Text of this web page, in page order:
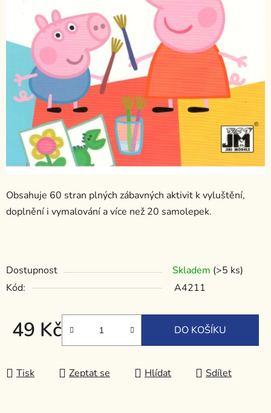
Obsahuje 60 stran plných zábavných aktivit k vyluštění,
doplnění i vymalování a více než 20 samolepek.
Dostupnost Skladem (>5 ks)
Kód:
A4211
49 Kč
Měrná cena:
DO KOŠÍKU
Tisk Zeptat se Hlídat Sdílet